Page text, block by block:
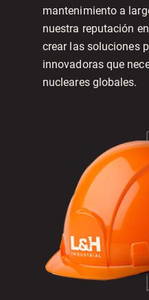
mantenimiento a
nuestra reputación
crear las soluciones
innovadoras que
nucleares globales.